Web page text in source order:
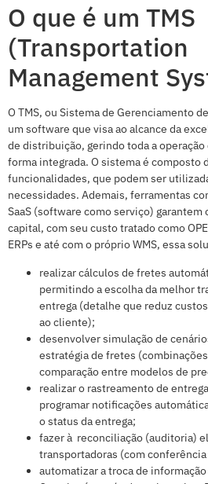
O que é um TMS
(Transportation
Management
O TMS, ou Sistema de Gerenciamento
um software que visa ao alcance da
de distribuição, gerindo toda a
forma integrada. O sistema é composto
funcionalidades, que podem ser
necessidades. Ademais, ferramentas
SaaS (software como serviço)
capital, com seu custo tratado como
ERPs e até com o próprio WMS, essa
realizar cálculos de fretes
permitindo a escolha da melhor
entrega (detalhe que reduz
ao cliente);
desenvolver simulação de
estratégia de fretes
comparação entre modelos de
realizar o rastreamento de
programar notificações
o status da entrega;
fazer à reconciliação (auditoria)
transportadoras (com conferência
automatizar a troca de